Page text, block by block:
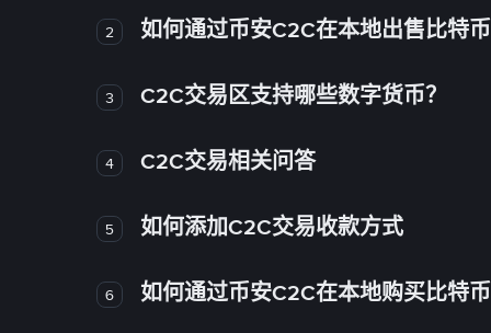
2 如何通过币安C2C在本地出售比特币
3 C2C交易区支持哪些数字货币？
4 C2C交易相关问答
5 如何添加C2C交易收款方式
6 如何通过币安C2C在本地购买比特币